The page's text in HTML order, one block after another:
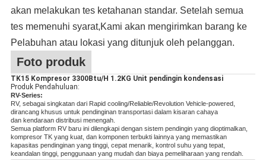
akan melakukan tes ketahanan standar. Setelah semua
tes memenuhi syarat,Kami akan mengirimkan barang ke
Pelabuhan atau lokasi yang ditunjuk oleh pelanggan.
Foto produk
TK15 Kompresor 3300Btu/H 1.2KG Unit pendingin kondensasi
Produk Pendahuluan:
RV-Series:
RV, sebagai singkatan dari Rapid cooling/Reliable/Revolution Vehicle-powered,
dirancang khusus untuk pendinginan transportasi dalam kisaran cahaya
dan kendaraan distribusi menengah.
Semua platform RV baru ini dilengkapi dengan sistem pendingin yang dioptimalkan,
kompresor TK yang kuat, dan komponen terbukti lainnya yang memastikan
kapasitas pendinginan yang tinggi, cepat menarik, kontrol suhu yang tepat,
keandalan tinggi, penggunaan yang mudah dan biaya pemeliharaan yang rendah.